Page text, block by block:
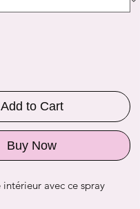
Add to Cart
Buy Now
avec ce spray